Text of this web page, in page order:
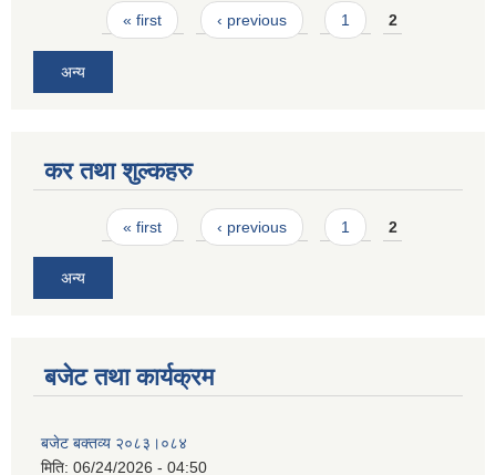
Pages« first ‹ previous 1 2
अन्य
कर तथा शुल्कहरु
Pages« first ‹ previous 1 2
अन्य
बजेट तथा कार्यक्रम
बजेट बक्तव्य २०८३।०८४
मिति: 06/24/2026 - 04:50